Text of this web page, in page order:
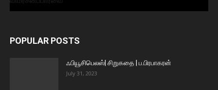
POPULAR POSTS
ஃபியூசிபெலஸ்| சிறுகதை | ப.பிரபாகரன்
July 31, 2023